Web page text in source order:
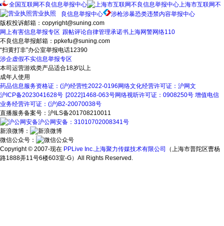
全国互联网不良信息举报中心
上海市互联网不
良信息举报中心
涉枪涉暴恐类违禁内容举报中心
营业执照
版权投诉邮箱：copyright@suning.com
跟帖评论自律管理承诺书
网上有害信息举报专区
上海网警网络110
不良信息举报邮箱：ppkefu@suning.com
“扫黄打非”办公室举报电话12390
涉企虚假不实信息举报专区
本司运营游戏类产品适合18岁以上
成年人使用
药品信息服务资格证：(沪)经营性2022-0196 网络文化经营许可证：沪网文
[2022]1468-063号
沪ICP备2023041628号 网络视听许可证：0908250号 增值电信
业务经营许可证：(沪)B2-20070038号
直播服务备案号：沪ILS备201708210011
沪公网安备：31010702008341号
新浪微博：
微信公众号：
Copyright © 2007-现在 PPLive Inc.上海聚力传媒技术有限公司
（上海市普陀区曹杨
路1888弄11号6楼603室-G）All Rights Reserved.